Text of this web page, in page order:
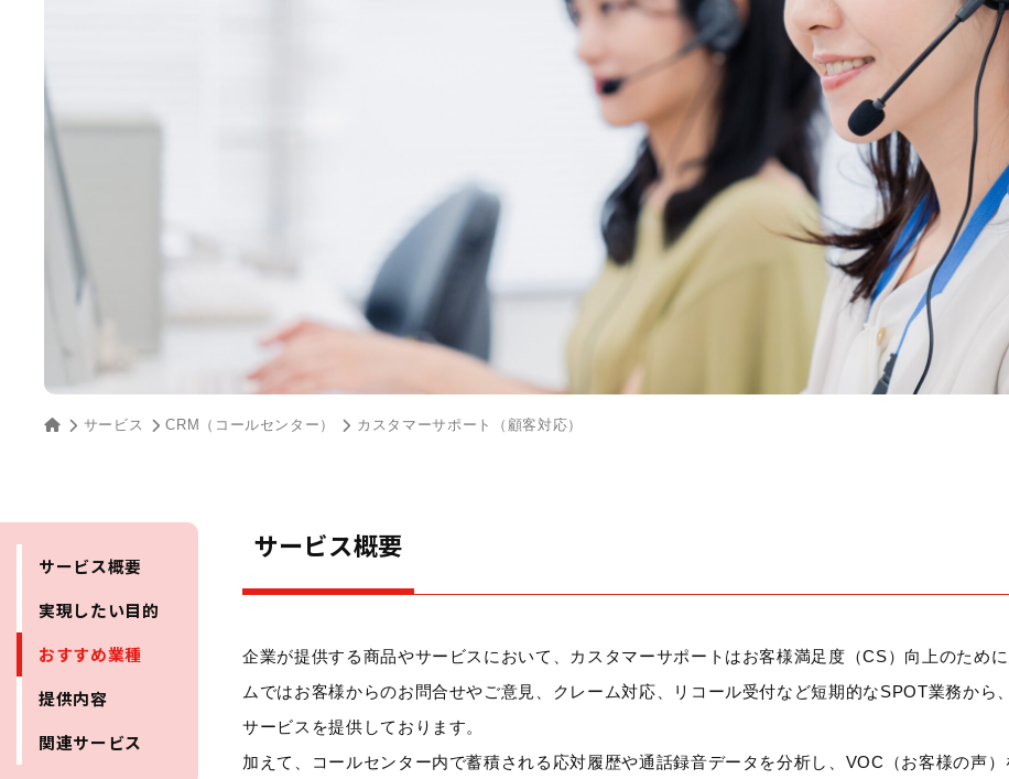
サービス CRM（コールセンター） カスタマーサポート （顧客対応）
サービス概要
実現したい目的
おすすめ業種
提供内容
関連サービス
サービス概要
企業が提供する商品やサービスにおいて、カスタマーサポートはお客様満足度（CS）向上のため
ムではお客様からのお問合せやご意見、クレーム対応、リコール受付など短期的なSPOT業務から
サービスを提供しております。
加えて、コールセンター内で蓄積される応対履歴や通話録音データを分析し、VOC（お客様の声